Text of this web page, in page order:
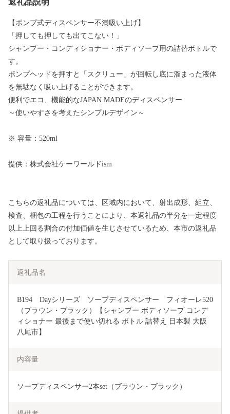
【ポンプ式ディスペンサー不満吸い上げ】
「押しても押しても出てこない！」
シャンプー・コンディショナー・ボディソープ用の詰替ボトルで
す。
ポンプヘッドを押すと「スクリュー」が回転し底に溜まった液体
を無駄なく吸い上げることができます。
便利でエコ、機能的なJAPAN MADEのディスペンサー
～使いやすさを考えたシンプルデザイン～
※ 容量：520ml
提供：株式会社ケーワールドism
こちらの返礼品については、区域内において、射出成形、組立、
検査、梱包の工程を行うことにより、本返礼品の半分を一定程度
以上上回る割合の付加価値を生じさせているため、本市の返礼品
として取り扱っております。
返礼品名
B194　Dayシリーズ　ソープディスペンサー　フィオーレ520
（ブラウン・ブラック）【シャンプー ボディソープ コンデ
ィショナー 最後まで使い切れる ボトル 詰替え 日本製 大阪
八尾市】
内容量
ソープディスペンサー2本set（ブラウン・ブラック）